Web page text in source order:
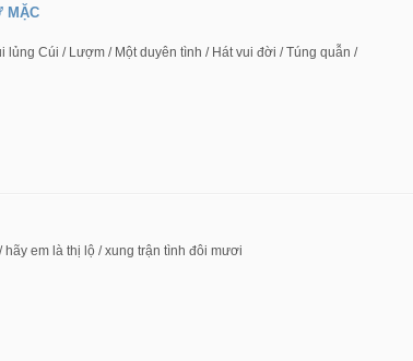
MẶC
lủng Cúi / Lượm / Một duyên tình / Hát vui đời / Túng quẫn /
em là thị lộ / xung trận tình đôi mươi